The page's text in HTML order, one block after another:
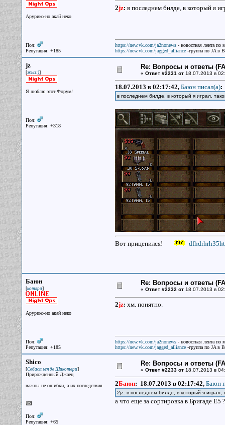
Арурико-но акай неко
Пол:
Репутация: +185
2jz: в последнем билде, в который я
https://new.vk.com/ja2nonews- новостная лента по
https://new.vk.com/jagged_alliance-группа по JA в
jz
[жыз:)]
Я люблю этот Форум!
Пол:
Репутация: +318
Re: Вопросы и ответы
« Ответ #2231 от18.07.2013 в
18.07.2013 в 02:17:42, Баюн писал(a):
в последнем билде, в который я играл,
Вот прицепился!
Баюн
[котяра]
Арурико-но акай неко
Пол:
Репутация: +185
Re: Вопросы и ответы
« Ответ #2232 от18.07.2013 в
2jz: хм. понятно.
https://new.vk.com/ja2nonews- новостная лента по
https://new.vk.com/jagged_alliance-группа по JA в
Shico
[Себастьен де Шикотери]
Прирожденный Джаец
важны не ошибки, а их последствия
Пол:
Репутация: +65
Re: Вопросы и ответы
« Ответ #2233 от18.07.2013 в
2Баюн: 18.07.2013 в 02:17:42, Баюн
2jz: в последнем билде, в который я
а что еще за сортировка в Бригаде Е5 ?